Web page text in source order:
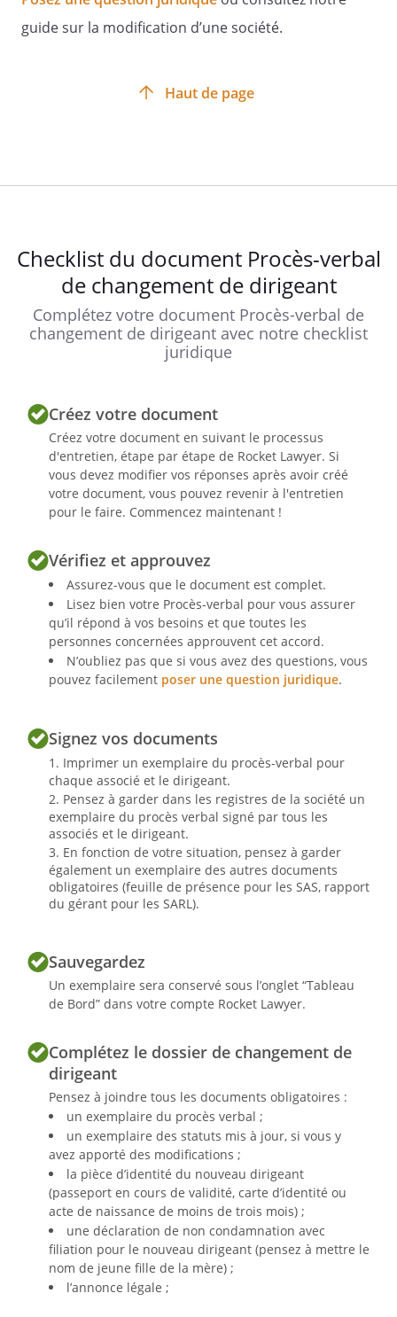
- pouvoir pour les formalités.
Vous trouverez ci-joint :
de nos sentiments distingués.
au capital de
€
Siège social :
RCS
RAPPORT
guide sur la modification d’une société.
Haut de page
Checklist du document Procès-verbal
de changement de dirigeant
Complétez votre document Procès-verbal de
changement de dirigeant avec notre checklist
juridique
Créez votre document
Créez votre document en suivant le processus
d'entretien, étape par étape de Rocket Lawyer. Si
vous devez modifier vos réponses après avoir créé
votre document, vous pouvez revenir à l'entretien
pour le faire. Commencez maintenant !
Vérifiez et approuvez
Assurez-vous que le document est complet.
Lisez bien votre Procès-verbal pour vous assurer
qu’il répond à vos besoins et que toutes les
personnes concernées approuvent cet accord.
N’oubliez pas que si vous avez des questions, vous
pouvez facilement poser une question juridique.
Signez vos documents
Imprimer un exemplaire du procès-verbal pour
chaque associé et le dirigeant.
Pensez à garder dans les registres de la société un
exemplaire du procès verbal signé par tous les
associés et le dirigeant.
En fonction de votre situation, pensez à garder
également un exemplaire des autres documents
obligatoires (feuille de présence pour les SAS, rapport
du gérant pour les SARL).
Sauvegardez
Un exemplaire sera conservé sous l’onglet “Tableau
de Bord” dans votre compte Rocket Lawyer.
Complétez le dossier de changement de
dirigeant
Pensez à joindre tous les documents obligatoires :
un exemplaire du procès verbal ;
un exemplaire des statuts mis à jour, si vous y
avez apporté des modifications ;
la pièce d’identité du nouveau dirigeant
(passeport en cours de validité, carte d’identité ou
acte de naissance de moins de trois mois) ;
une déclaration de non condamnation avec
filiation pour le nouveau dirigeant (pensez à mettre le
nom de jeune fille de la mère) ;
l’annonce légale ;